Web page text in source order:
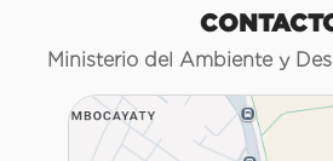
Ministerio del Ambiente y